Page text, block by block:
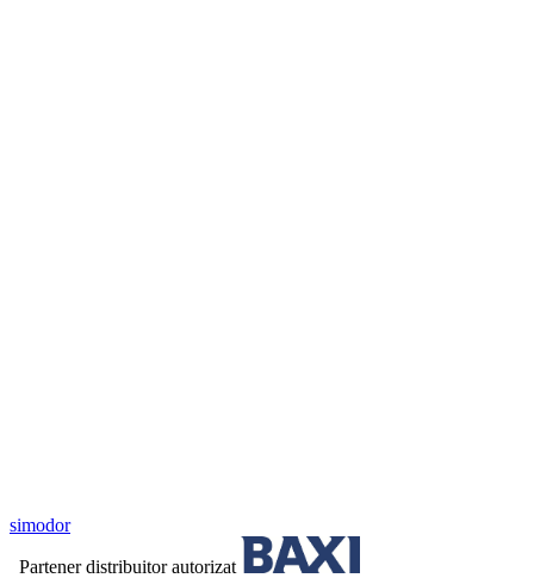
simodor
Partener distribuitor autorizat